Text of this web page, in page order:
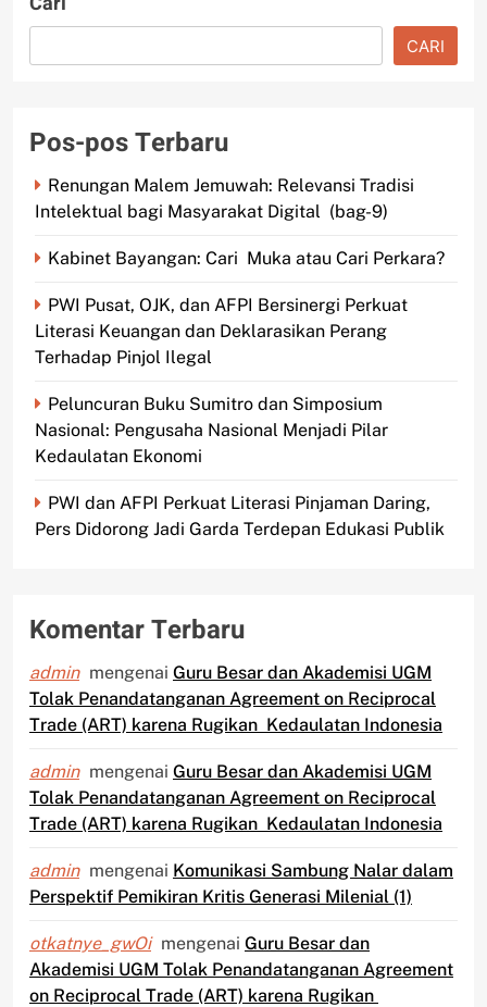
CARI
Pos-pos Terbaru
Renungan Malem Jemuwah: Relevansi Tradisi
Intelektual bagi Masyarakat Digital (bag-9)
Kabinet Bayangan: Cari Muka atau Cari Perkara?
PWI Pusat, OJK, dan AFPI Bersinergi Perkuat
Literasi Keuangan dan Deklarasikan Perang
Terhadap Pinjol Ilegal
Peluncuran Buku Sumitro dan Simposium
Nasional: Pengusaha Nasional Menjadi Pilar
Kedaulatan Ekonomi
PWI dan AFPI Perkuat Literasi Pinjaman Daring,
Pers Didorong Jadi Garda Terdepan Edukasi Publik
Komentar Terbaru
admin mengenai Guru Besar dan Akademisi UGM
Tolak Penandatanganan Agreement on Reciprocal
Trade (ART) karena Rugikan Kedaulatan Indonesia
admin mengenai Guru Besar dan Akademisi UGM
Tolak Penandatanganan Agreement on Reciprocal
Trade (ART) karena Rugikan Kedaulatan Indonesia
admin mengenai Komunikasi Sambung Nalar dalam
Perspektif Pemikiran Kritis Generasi Milenial (1)
otkatnye_gwOi mengenai Guru Besar dan
Akademisi UGM Tolak Penandatanganan Agreement
on Reciprocal Trade (ART) karena Rugikan